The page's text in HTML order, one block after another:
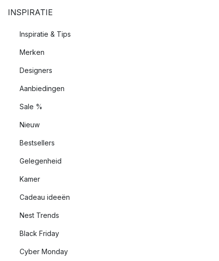
INSPIRATIE
Inspiratie & Tips
Merken
Designers
Aanbiedingen
Sale %
Nieuw
Bestsellers
Gelegenheid
Kamer
Cadeau ideeën
Nest Trends
Black Friday
Cyber Monday